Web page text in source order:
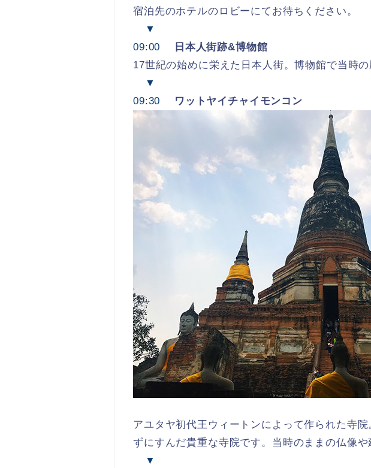
宿泊先のホテルのロビーにてお待ちください。
▼
09:00
日本人街跡&博物館
17世紀の始めに栄えた日本人街。博物館で当時
▼
09:30
ワットヤイチャイモンコン
アユタヤ初代王ウィートンによって作られた寺
ずにすんだ貴重な寺院です。当時のままの仏像や
▼